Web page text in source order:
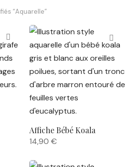
“Aquarelle”
Affiche Bébé Koala
14,90 €